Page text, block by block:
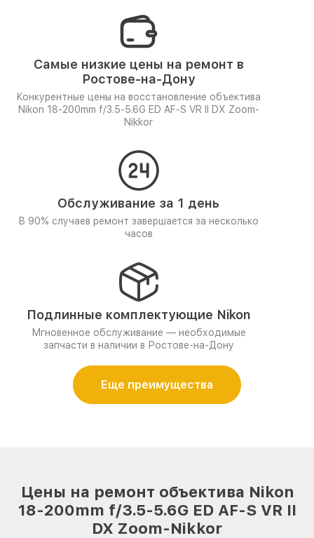
Самые низкие цены на ремонт в
Ростове-на-Дону
Конкурентные цены на восстановление объектива
Nikon 18-200mm f/3.5-5.6G ED AF-S VR II DX Zoom-
Nikkor
Обслуживание за 1 день
В 90% случаев ремонт завершается за несколько
часов
Подлинные комплектующие Nikon
Мгновенное обслуживание — необходимые
запчасти в наличии в Ростове-на-Дону
Еще преимущества
Цены на ремонт объектива Nikon
18-200mm f/3.5-5.6G ED AF-S VR II
DX Zoom-Nikkor